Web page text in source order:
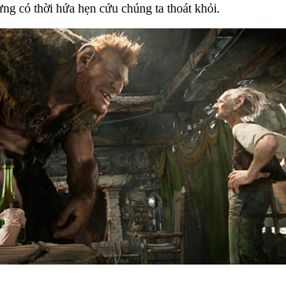
có thời hứa hẹn cứu chúng ta thoát khỏi.